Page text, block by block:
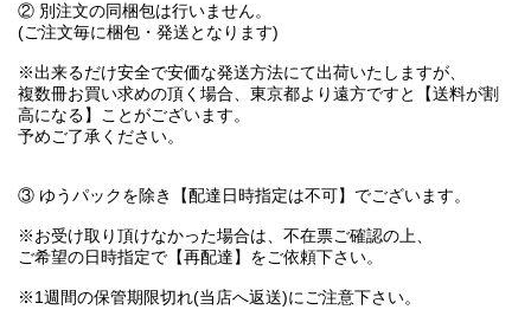
② 別注文の同梱包は行いません。
(ご注文毎に梱包・発送となります)
※出来るだけ安全で安価な発送方法にて出荷いたしますが、
複数冊お買い求めの頂く場合、東京都より遠方ですと【送料が割
高になる】ことがございます。
予めご了承ください。
③ ゆうパックを除き【配達日時指定は不可】でございます。
※お受け取り頂けなかった場合は、不在票ご確認の上、
ご希望の日時指定で【再配達】をご依頼下さい。
※1週間の保管期限切れ(当店へ返送)にご注意下さい。